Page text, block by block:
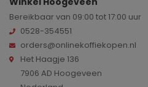
Bereikbaar van 09:00 tot 17:00 uur
0528-354551
orders@onlinekoffiekopen.nl
Het Haagje 136
7906 AD Hoogeveen